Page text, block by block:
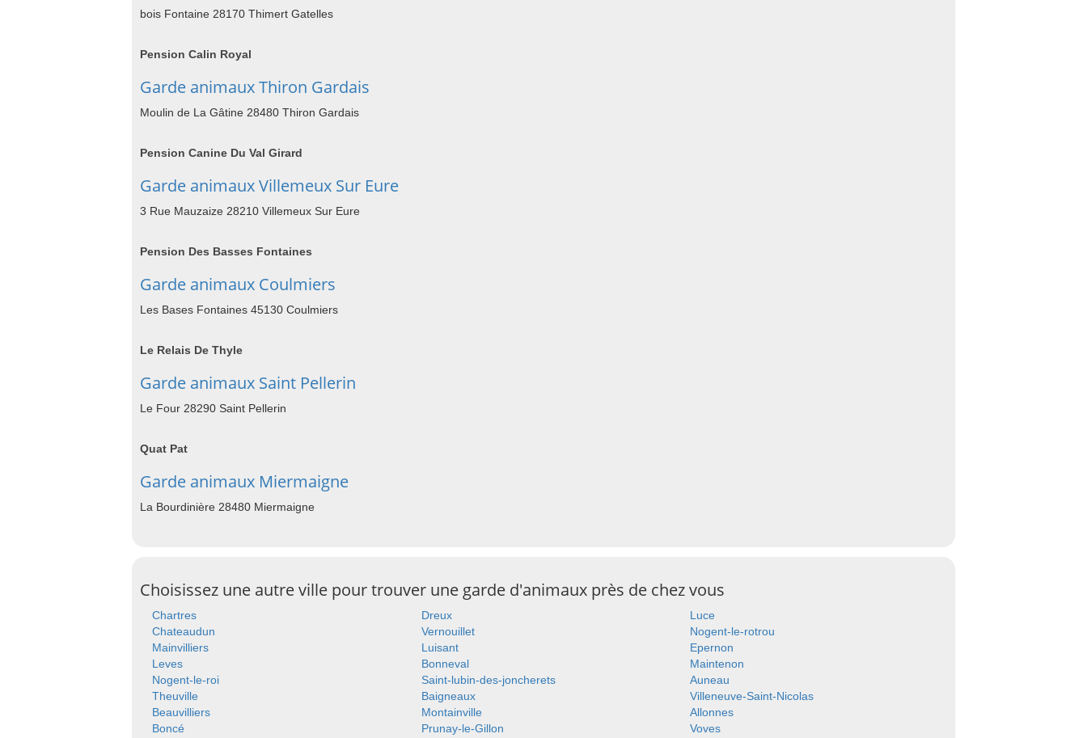
bois Fontaine 28170 Thimert Gatelles
Pension Calin Royal
Garde animaux Thiron Gardais
Moulin de La Gâtine 28480 Thiron Gardais
Pension Canine Du Val Girard
Garde animaux Villemeux Sur Eure
3 Rue Mauzaize 28210 Villemeux Sur Eure
Pension Des Basses Fontaines
Garde animaux Coulmiers
Les Bases Fontaines 45130 Coulmiers
Le Relais De Thyle
Garde animaux Saint Pellerin
Le Four 28290 Saint Pellerin
Quat Pat
Garde animaux Miermaigne
La Bourdinière 28480 Miermaigne
Choisissez une autre ville pour trouver une garde d'animaux près de chez vous
Chartres Dreux
Luce
Chateaudun
Vernouillet
Nogent-le-rotrou
Mainvilliers
Luisant
Epernon
Leves
Bonneval
Maintenon
Nogent-le-roi
Saint-lubin-des-joncherets
Auneau
Theuville
Baigneaux
Villeneuve-Saint-Nicolas
Beauvilliers
Montainville
Allonnes
Boncé
Prunay-le-Gillon Voves